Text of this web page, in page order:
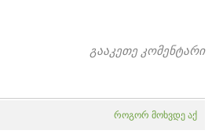
გააკეთე კომენტარი
როგორ მოხვდე აქ